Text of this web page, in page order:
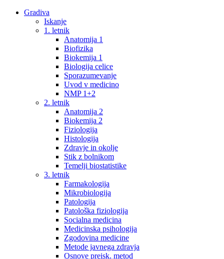
Gradiva
Iskanje
1. letnik
Anatomija 1
Biofizika
Biokemija 1
Biologija celice
Sporazumevanje
Uvod v medicino
NMP 1+2
2. letnik
Anatomija 2
Biokemija 2
Fiziologija
Histologija
Zdravje in okolje
Stik z bolnikom
Temelji biostatistike
3. letnik
Farmakologija
Mikrobiologija
Patologija
Patološka fiziologija
Socialna medicina
Medicinska psihologija
Zgodovina medicine
Metode javnega zdravja
Osnove preisk. metod